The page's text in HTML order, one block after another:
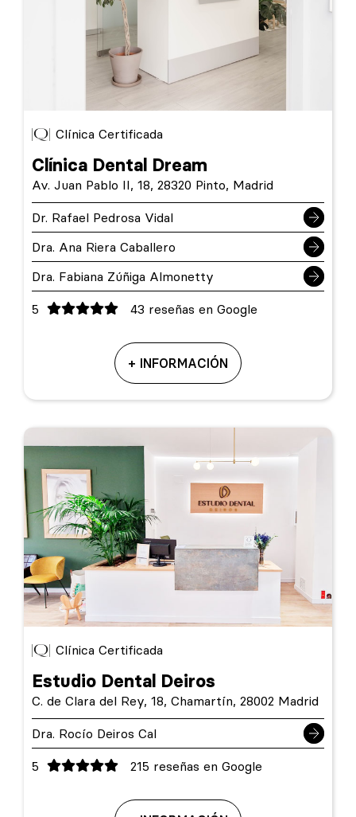
Clínica Certificada
Clínica Dental Dream
Av. Juan Pablo II, 18, 28320 Pinto, Madrid
Dr. Rafael Pedrosa Vidal
Dra. Ana Riera Caballero
Dra. Fabiana Zúñiga Almonetty
5 43 reseñas en Google
+ INFORMACIÓN
Clínica Certificada
Estudio Dental Deiros
C. de Clara del Rey, 18, Chamartín, 28002 Madrid
Dra. Rocío Deiros Cal
5 215 reseñas en Google